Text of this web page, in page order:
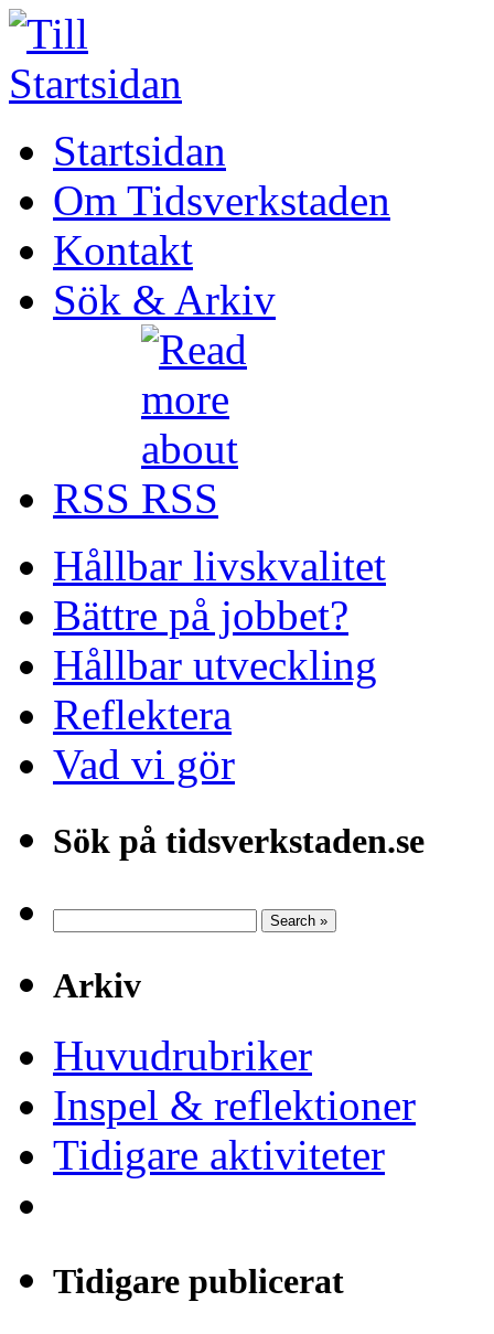
Startsidan
Om Tidsverkstaden
Kontakt
Sök & Arkiv
RSS
Hållbar livskvalitet
Bättre på jobbet?
Hållbar utveckling
Reflektera
Vad vi gör
Sök på tidsverkstaden.se
Arkiv
Huvudrubriker
Inspel & reflektioner
Tidigare aktiviteter
Tidigare publicerat